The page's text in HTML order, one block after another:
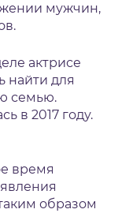
мужчин,
актрисе
найти для
семью.
в 2017 году.
время
образом